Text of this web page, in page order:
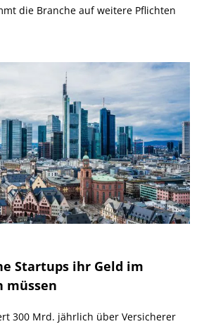
die Branche auf weitere Pflichten
Startups ihr Geld im
müssen
300 Mrd. jährlich über Versicherer